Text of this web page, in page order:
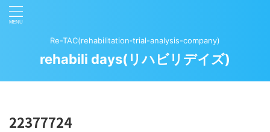
Re-TAC(rehabilitation‐trial-analysis-company)
rehabili days(リハビリデイズ)
22377724